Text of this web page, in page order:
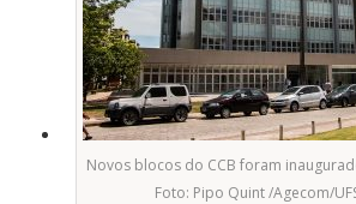
Novos blocos do CCB foram
Foto: Pipo Quint /Agecom/